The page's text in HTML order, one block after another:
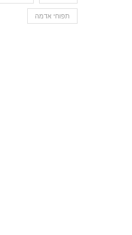
תפוחי אדמה